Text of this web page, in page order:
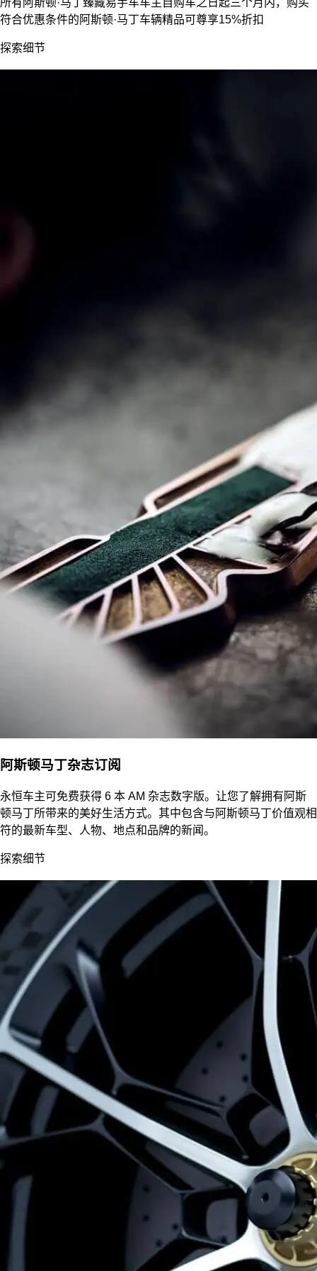
符合优惠条件的阿斯顿·马丁车辆精品可尊享15%折扣
探索细节
阿斯顿马丁杂志订阅
永恒车主可免费获得 6 本 AM 杂志数字版。让您了解拥有阿斯
顿马丁所带来的美好生活方式。其中包含与阿斯顿马丁价值观相
符的最新车型、人物、地点和品牌的新闻。
探索细节